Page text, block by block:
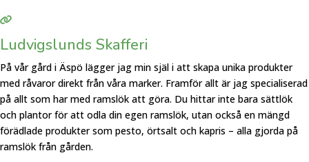
Ludvigslunds Skafferi
På vår gård i Äspö lägger jag min själ i att skapa unika produkter
med råvaror direkt från våra marker. Framför allt är jag specialiserad
på allt som har med ramslök att göra. Du hittar inte bara sättlök
och plantor för att odla din egen ramslök, utan också en mängd
förädlade produkter som pesto, örtsalt och kapris – alla gjorda på
ramslök från gården.